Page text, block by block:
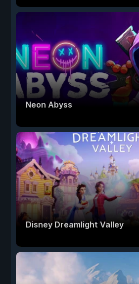
Neon Abyss
Disney Dreamlight Valley